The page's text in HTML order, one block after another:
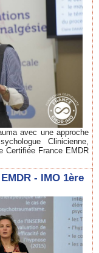
avec une approche
Clinicienne,
Certifiée France EMDR
- IMO 1ère